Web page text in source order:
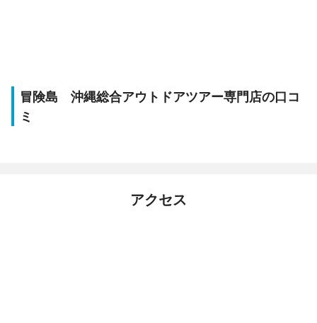
冒険島 沖縄総合アウトドアツアー専門店の口コ
ミ
アクセス